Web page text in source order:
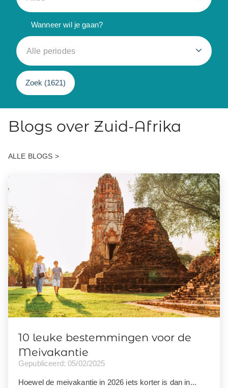
Wanneer wil je gaan?
Alle periodes
Zoek (1621)
Blogs over Zuid-Afrika
ALLE BLOGS >
10 leuke bestemmingen voor de
Meivakantie
Gepubliceerd: 05/02/2025
Hoewel de meivakantie in 2026 iets korter is dan in...